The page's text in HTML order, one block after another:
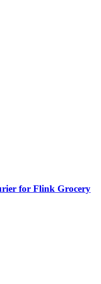
for Flink Grocery